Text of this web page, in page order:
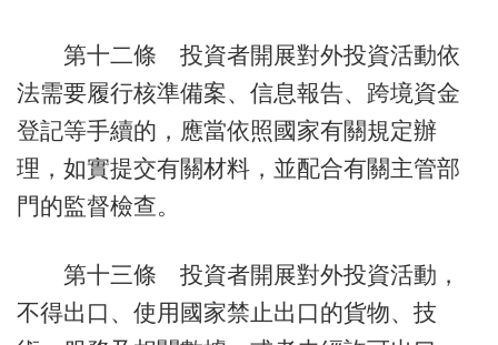
第十二條 投資者開展對外投資活動依
法需要履行核準備案、信息報告、跨境資金
登記等手續的，應當依照國家有關規定辦
理，如實提交有關材料，並配合有關主管部
門的監督檢查。
第十三條 投資者開展對外投資活動，
不得出口、使用國家禁止出口的貨物、技